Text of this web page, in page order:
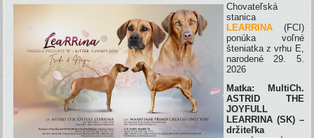
Chovateľská
stanica
LEARRINA(FCI)
ponúka voľné
šteniatka z vrhu E,
narodené 29. 5.
2026
Matka:MultiCh.
ASTRID THE
JOYFULL
LEARRINA (SK) –
držiteľka